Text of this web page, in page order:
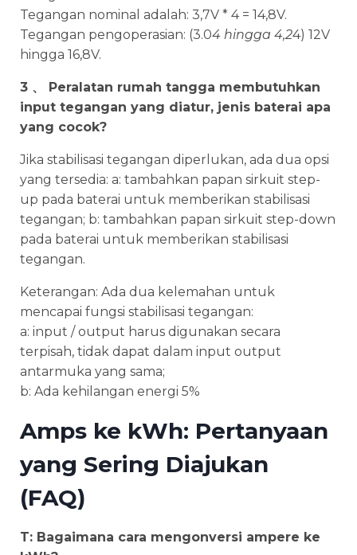
Tegangan nominal adalah: 3,7V * 4 = 14,8V.
Tegangan pengoperasian: (3.04 hingga 4,24) 12V
hingga 16,8V.
3 、 Peralatan rumah tangga membutuhkan
input tegangan yang diatur, jenis baterai apa
yang cocok?
Jika stabilisasi tegangan diperlukan, ada dua opsi
yang tersedia: a: tambahkan papan sirkuit step-
up pada baterai untuk memberikan stabilisasi
tegangan; b: tambahkan papan sirkuit step-down
pada baterai untuk memberikan stabilisasi
tegangan.
Keterangan: Ada dua kelemahan untuk
mencapai fungsi stabilisasi tegangan:
a: input / output harus digunakan secara
terpisah, tidak dapat dalam input output
antarmuka yang sama;
b: Ada kehilangan energi 5%
Amps ke kWh: Pertanyaan
yang Sering Diajukan
(FAQ)
T: Bagaimana cara mengonversi ampere ke